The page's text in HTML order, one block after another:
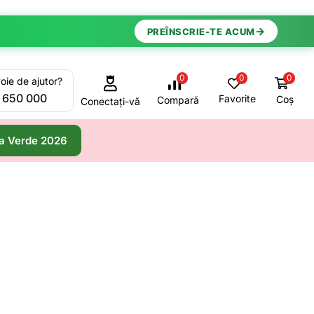
PREÎNSCRIE-TE ACUM→
de ajutor?
000 Conectați-vă
0
Compară
0
Favorite
0
Coș
Verde 2026